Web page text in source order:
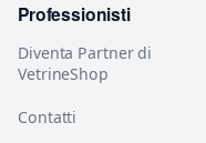
Professionisti
Diventa Partner di
VetrineShop
Contatti